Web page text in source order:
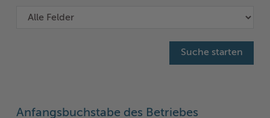
Anfangsbuchstabe des Betriebes